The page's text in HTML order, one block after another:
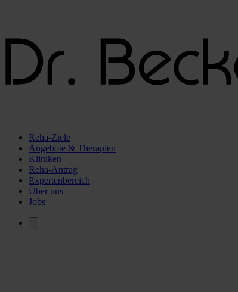
Reha-Ziele
Angebote & Therapien
Kliniken
Reha-Antrag
Expertenbereich
Über uns
Jobs